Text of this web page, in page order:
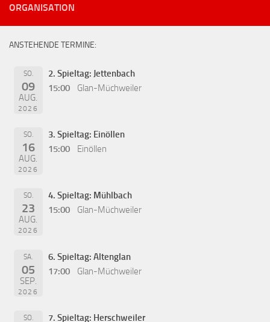
ORGANISATION
ANSTEHENDE TERMINE:
SO.
09
AUG.
2026
2. Spieltag: Jettenbach
15:00
Glan-Müchweiler
SO.
16
AUG.
2026
3. Spieltag: Einöllen
15:00
Einöllen
SO.
23
AUG.
2026
4. Spieltag: Mühlbach
15:00
Glan-Müchweiler
SA.
05
SEP.
2026
6. Spieltag: Altenglan
17:00
Glan-Müchweiler
SO. 7. Spieltag: Herschweiler